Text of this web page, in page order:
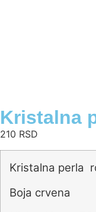
Kristalna
210 RSD
Kristalna perla
Boja crvena